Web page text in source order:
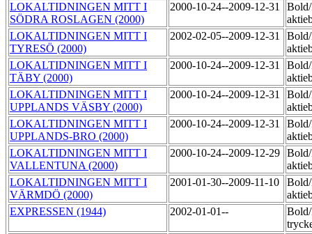
LOKALTIDNINGEN MITT I
SÖDRA ROSLAGEN (2000)
2000-10-24--2009-12-31
LOKALTIDNINGEN MITT I
TYRESÖ (2000)
2002-02-05--2009-12-31
LOKALTIDNINGEN MITT I
TÄBY (2000)
2000-10-24--2009-12-31
LOKALTIDNINGEN MITT I
UPPLANDS VÄSBY (2000)
2000-10-24--2009-12-31
LOKALTIDNINGEN MITT I
UPPLANDS-BRO (2000)
2000-10-24--2009-12-31
LOKALTIDNINGEN MITT I
VALLENTUNA (2000)
2000-10-24--2009-12-29
LOKALTIDNINGEN MITT I
VÄRMDÖ (2000)
2001-01-30--2009-11-10
EXPRESSEN (1944)
2002-01-01--